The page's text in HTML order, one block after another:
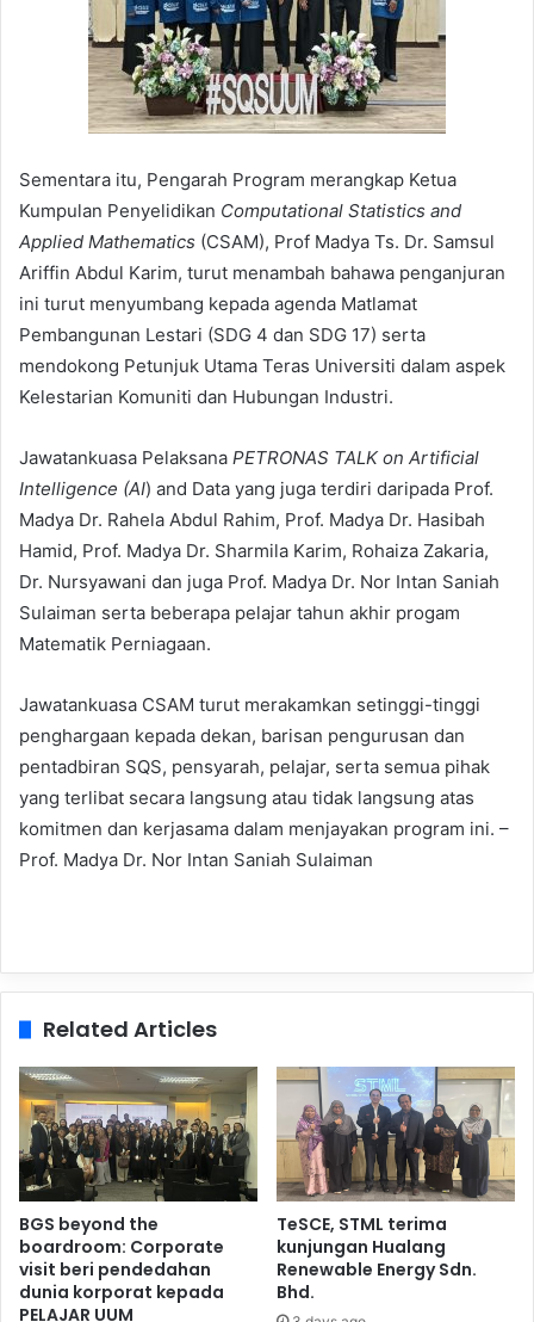
Sementara itu, Pengarah Program merangkap Ketua
Kumpulan Penyelidikan Computational Statistics and
Applied Mathematics (CSAM), Prof Madya Ts. Dr. Samsul
Ariffin Abdul Karim, turut menambah bahawa penganjuran
ini turut menyumbang kepada agenda Matlamat
Pembangunan Lestari (SDG 4 dan SDG 17) serta
mendokong Petunjuk Utama Teras Universiti dalam aspek
Kelestarian Komuniti dan Hubungan Industri.
Jawatankuasa Pelaksana PETRONAS TALK on Artificial
Intelligence (AI) and Data yang juga terdiri daripada Prof.
Madya Dr. Rahela Abdul Rahim, Prof. Madya Dr. Hasibah
Hamid, Prof. Madya Dr. Sharmila Karim, Rohaiza Zakaria,
Dr. Nursyawani dan juga Prof. Madya Dr. Nor Intan Saniah
Sulaiman serta beberapa pelajar tahun akhir progam
Matematik Perniagaan.
Jawatankuasa CSAM turut merakamkan setinggi-tinggi
penghargaan kepada dekan, barisan pengurusan dan
pentadbiran SQS, pensyarah, pelajar, serta semua pihak
yang terlibat secara langsung atau tidak langsung atas
komitmen dan kerjasama dalam menjayakan program ini. –
Prof. Madya Dr. Nor Intan Saniah Sulaiman
Related Articles
BGS beyond the
boardroom: Corporate
visit beri pendedahan
dunia korporat kepada
PELAJAR UUM
TeSCE, STML terima
kunjungan Hualang
Renewable Energy Sdn.
Bhd.